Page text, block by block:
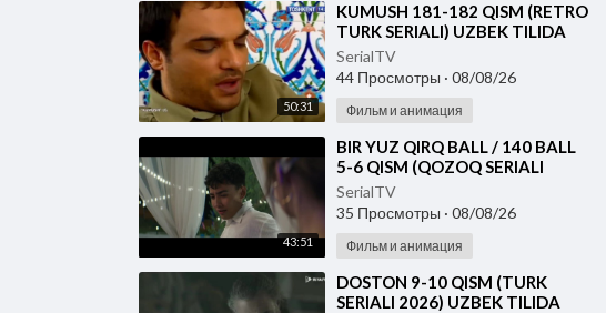
50:31
⁣KUMUSH 181-182 QISM (RETRO
TURK SERIALI) UZBEK TILIDA
SerialTV
44 Просмотры · 08/08/26
Фильм и анимация
43:51
⁣⁣BIR YUZ QIRQ BALL / 140 BALL
5-6 QISM (QOZOQ SERIALI
2026) UZBEK TILIDA
SerialTV
35 Просмотры · 08/08/26
Фильм и анимация
⁣DOSTON 9-10 QISM (TURK
SERIALI 2026) UZBEK TILIDA